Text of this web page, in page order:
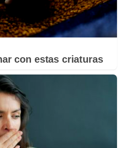
con estas criaturas